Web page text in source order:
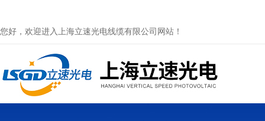
您好，欢迎进入上海立速光电线缆有限公司网站！